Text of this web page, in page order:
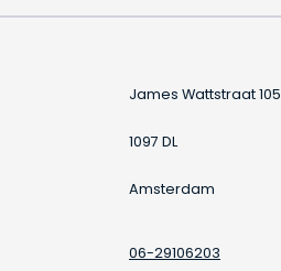
James Wattstraat 105
1097 DL
Amsterdam
06-29106203